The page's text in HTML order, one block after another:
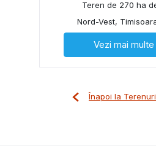
Teren de 270 ha
Nord-Vest,
Vezi mai
Înapoi la